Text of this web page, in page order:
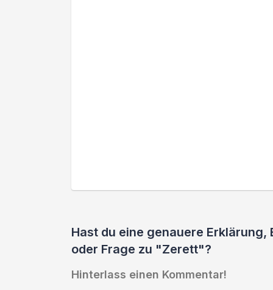
Hast du eine genauere Erklärung,
oder Frage zu "Zerett"?
Hinterlass einen Kommentar!